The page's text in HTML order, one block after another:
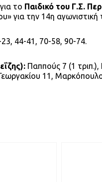
το Παιδικό του Γ.Σ.
για την 14η
44-41, 70-58, 90-74.
Παππούς 7 (1 τριπ.),
11,